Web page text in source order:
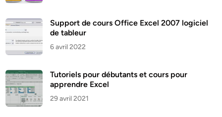
Support de cours Office Excel 2007 logiciel
de tableur
6 avril 2022
Tutoriels pour débutants et cours pour
apprendre Excel
29 avril 2021